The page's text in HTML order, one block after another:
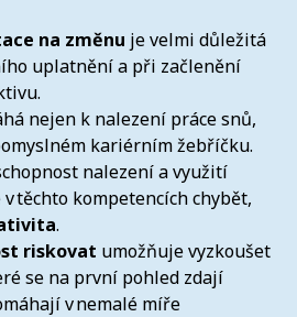
na změnu je velmi důležitá
uplatnění a při začlenění
nejen k nalezení práce snů,
kariérním žebříčku.
nalezení a využití
těchto kompetencích chybět,
.
riskovat umožňuje vyzkoušet
se na první pohled zdají
v nemalé míře